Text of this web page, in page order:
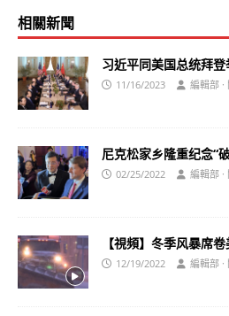
相關新聞
习近平同美国总统拜
11/16/2023 編輯部 ·
尼克松家乡隆重纪念“
02/25/2022 編輯部 ·
【視頻】冬季风暴席
12/19/2022 編輯部 ·